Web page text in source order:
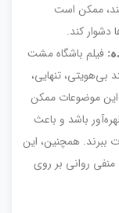
ممکن است
دشوار کند.
: فیلم باشگاه مشت
بی‌هویتی، تنهایی،
موضوعات ممکن
باشد و باعث
ببرند. همچنین، این
روانی بر روی